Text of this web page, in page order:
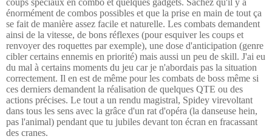
coups spéciaux en combo et quelques gadgets. Sachez qu'il y a
énormément de combos possibles et que la prise en main de tout ça
se fait de manière assez facile et naturelle. Les combats demandent
ainsi de la vitesse, de bons réflexes (pour esquiver les coups et
renvoyer des roquettes par exemple), une dose d'anticipation (genre
cibler certains ennemis en priorité) mais aussi un peu de skill. J'ai eu
du mal à certains moments du jeu car je n'abordais pas la situation
correctement. Il en est de même pour les combats de boss même si
ces derniers demandent la réalisation de quelques QTE ou des
actions précises. Le tout a un rendu magistral, Spidey virevoltant
dans tous les sens avec la grâce d'un rat d'opéra (la danseuse hein,
pas l'animal) pendant que tu jubiles devant ton écran en fracassant
des cranes.